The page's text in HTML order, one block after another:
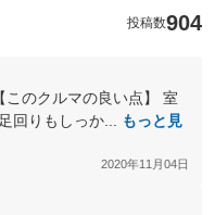
投稿数904
このクルマの良い点】 室
回りもしっか...
もっと見
2020年11月04日